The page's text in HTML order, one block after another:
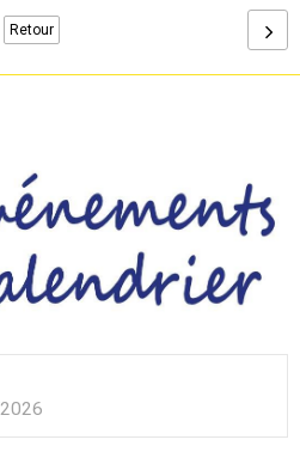
Retour